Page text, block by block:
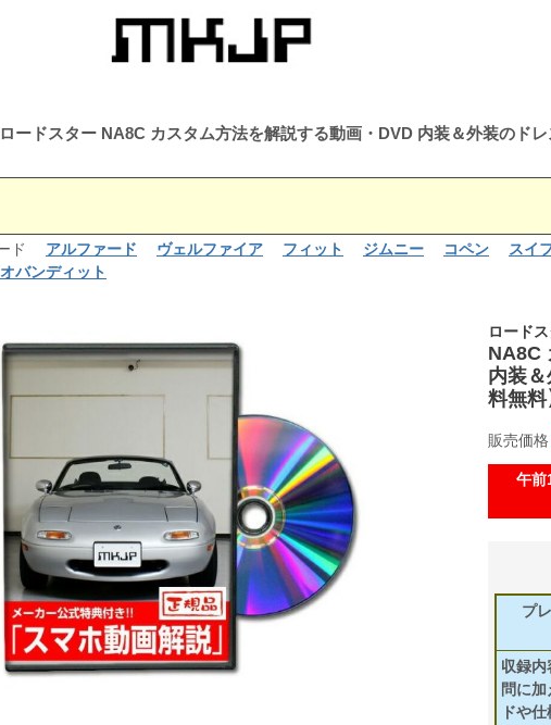
ロードスター NA8C カスタム方法を解説する動画・DVD 内装＆外装のドレ
ード アルファード ヴェルファイア フィット ジムニー コペン スイ
バンディット
ロード
NA8C
内装
料無料
販売価格
午前
プ
収録内
問に
ドや